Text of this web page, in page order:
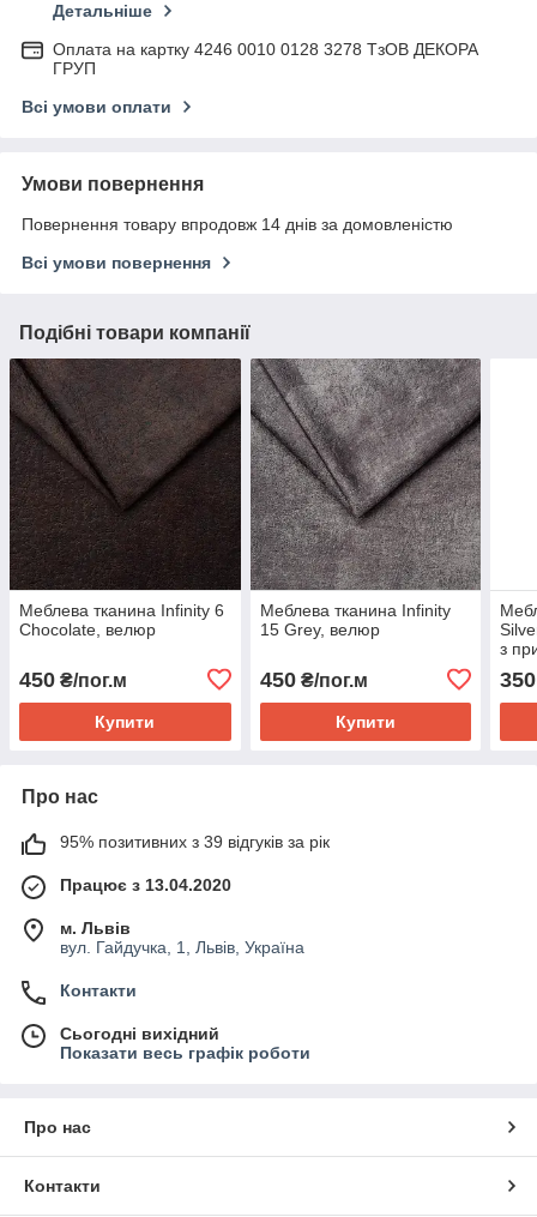
Детальніше
Оплата на картку 4246 0010 0128 3278 ТзОВ ДЕКОРА
ГРУП
Всі умови оплати
Умови повернення
Повернення товару впродовж 14 днів за домовленістю
Всі умови повернення
Подібні товари компанії
Меблева тканина Infinity 6
Chocolate, велюр
450 ₴/пог.м
Купити
Меблева тканина Infinity
15 Grey, велюр
450₴/пог.м
Купити
з
350
Про нас
95% позитивних з 39 відгуків за рік
Працює з 13.04.2020
м. Львів
вул. Гайдучка, 1, Львів, Україна
Контакти
Сьогодні вихідний
Показати весь графік роботи
Про нас
Контакти